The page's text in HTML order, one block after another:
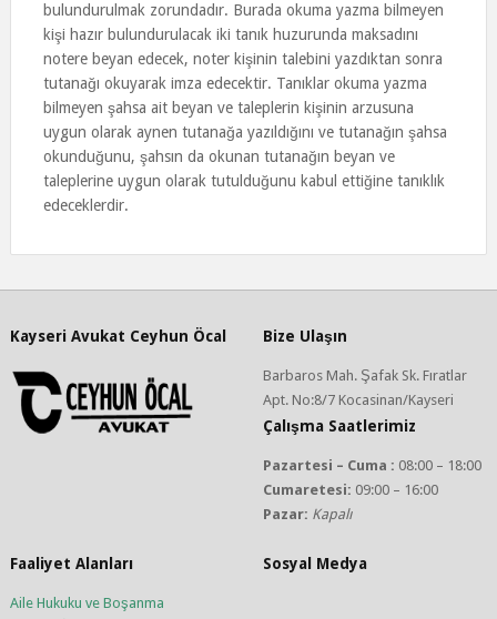
bulundurulmak zorundadır. Burada okuma yazma bilmeyen
kişi hazır bulundurulacak iki tanık huzurunda maksadını
notere beyan edecek, noter kişinin talebini yazdıktan sonra
tutanağı okuyarak imza edecektir. Tanıklar okuma yazma
bilmeyen şahsa ait beyan ve taleplerin kişinin arzusuna
uygun olarak aynen tutanağa yazıldığını ve tutanağın şahsa
okunduğunu, şahsın da okunan tutanağın beyan ve
taleplerine uygun olarak tutulduğunu kabul ettiğine tanıklık
edeceklerdir.
Kayseri Avukat Ceyhun Öcal Bize Ulaşın
Barbaros Mah. Şafak Sk. Fıratlar
Apt. No:8/7 Kocasinan/Kayseri
Çalışma Saatlerimiz
Pazartesi – Cuma : 08:00 – 18:00
Cumaretesi: 09:00 – 16:00
Pazar: Kapalı
Faaliyet Alanları
Aile Hukuku ve Boşanma
Sosyal Medya